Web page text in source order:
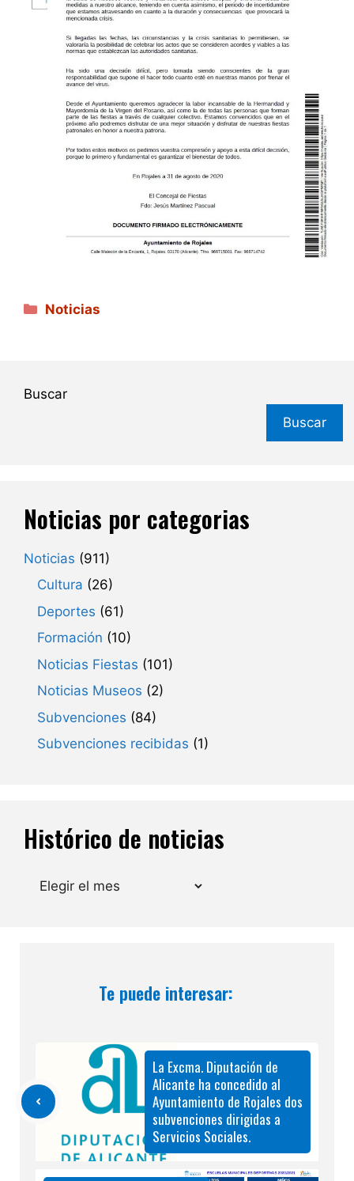
Categorías
Noticias
Buscar
Buscar
Noticias por categorias
Noticias (911)
Cultura (26)
Deportes (61)
Formación (10)
Noticias Fiestas (101)
Noticias Museos (2)
Subvenciones (84)
Subvenciones recibidas (1)
Histórico de noticias
Archivos
Te puede interesar:
La Excma. Diputación de
Alicante ha concedido al
Ayuntamiento de Rojales dos
subvenciones dirigidas a
Servicios Sociales.